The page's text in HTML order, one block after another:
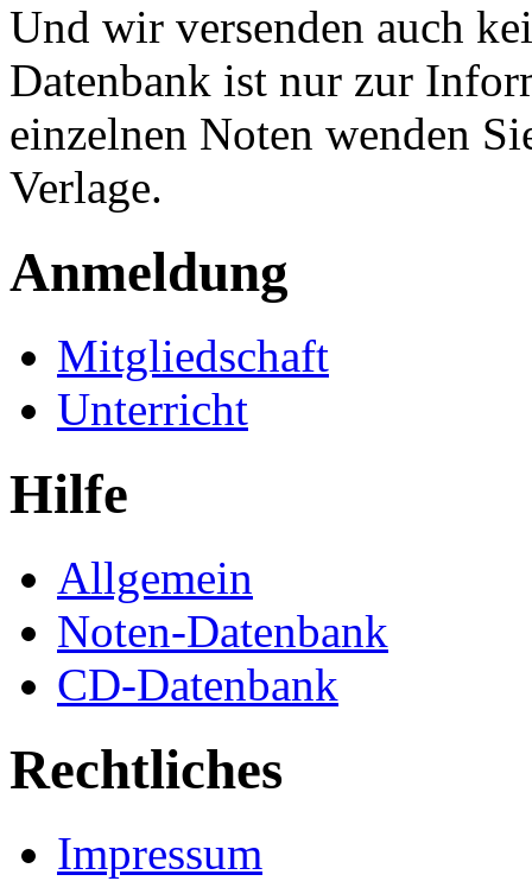
Und wir versenden auch
Datenbank ist nur zur
einzelnen Noten wenden
Verlage.
Anmeldung
Mitgliedschaft
Unterricht
Hilfe
Allgemein
Noten-Datenbank
CD-Datenbank
Rechtliches
Impressum